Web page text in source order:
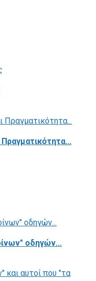
οδηγών...